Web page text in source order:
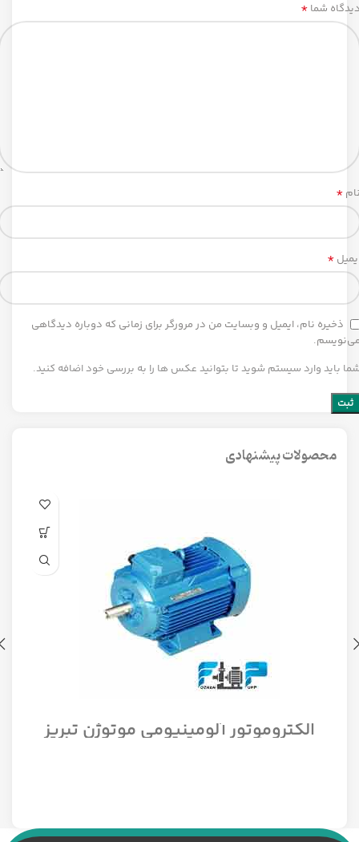
شما *
*
*
ذخیره نام، ایمیل و وبسایت من در مرورگر برای زمانی که دوباره دیدگاهی
باید وارد سیستم شوید تا بتوانید عکس ها را به بررسی خود اضافه کنید.
محصولات پیشنهادی
الکتروموتور آلومینیومی موتوژن تبریز
سه فاز مدل 1/12 اسب 1500 دور